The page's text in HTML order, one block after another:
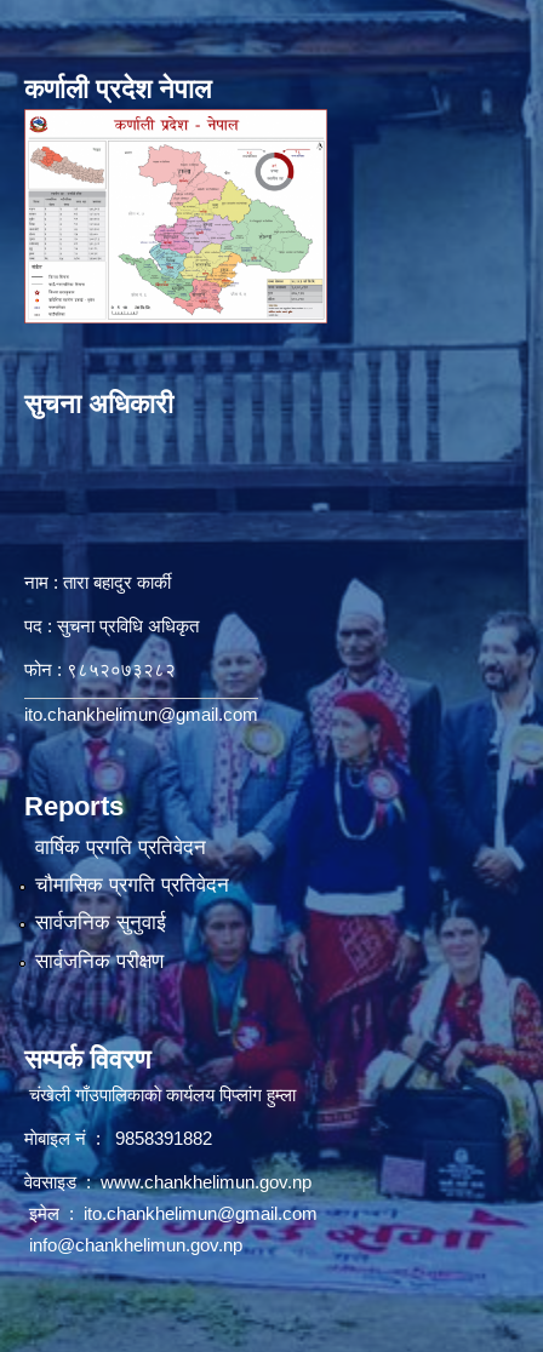
कर्णाली प्रदेश नेपाल
सुचना अधिकारी
नाम : तारा बहादुर कार्की
पद : सुचना प्रविधि अधिकृत
फोन : ९८५२०७३२८२
ito.chankhelimun@gmail.com
Reports
वार्षिक प्रगति प्रतिवेदन
चौमासिक प्रगति प्रतिवेदन
सार्वजनिक सुनुवाई
सार्वजनिक परीक्षण
सम्पर्क विवरण
चंखेली गाँउपालिकाकाे कार्यलय पिप्लांग हुम्ला
माेबाइल नं : 9858391882
वेवसाइड :www.chankhelimun.gov.np
इमेल : ito.chankhelimun@gmail.com
info@chankhelimun.gov.np